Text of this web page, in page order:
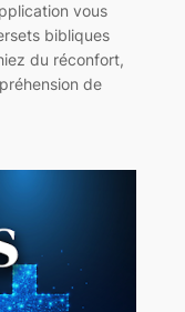
vous
bibliques
du réconfort,
de